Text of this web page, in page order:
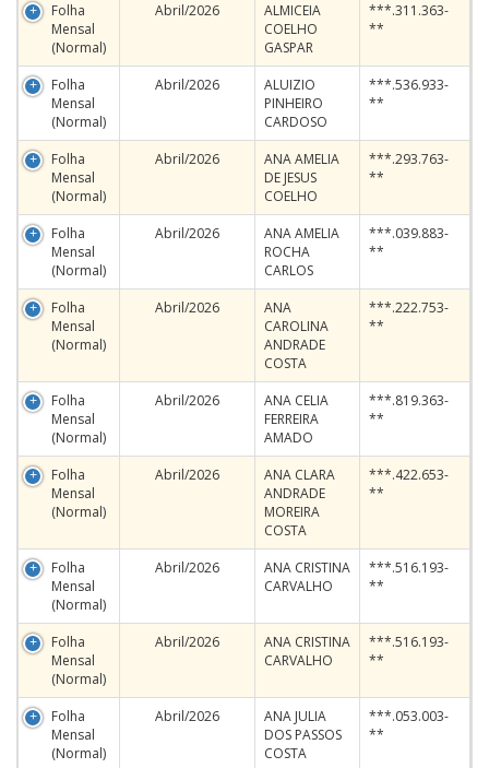
Folha
Mensal
(Normal)
Abril/2026
ALMICEIA
COELHO
GASPAR
***.311.363-
**
Folha
Mensal
(Normal)
Abril/2026
ALUIZIO
PINHEIRO
CARDOSO
***.536.933-
**
Folha
Mensal
(Normal)
Abril/2026
ANA AMELIA
DE JESUS
COELHO
***.293.763-
**
Folha
Mensal
(Normal)
Abril/2026
ANA AMELIA
ROCHA
CARLOS
***.039.883-
**
Folha
Mensal
(Normal)
Abril/2026
ANA
CAROLINA
ANDRADE
COSTA
***.222.753-
**
Folha
Mensal
(Normal)
Abril/2026
ANA CELIA
FERREIRA
AMADO
***.819.363-
**
Folha
Mensal
(Normal)
Abril/2026
ANA CLARA
ANDRADE
MOREIRA
COSTA
***.422.653-
**
Folha
Mensal
(Normal)
Abril/2026
ANA CRISTINA
CARVALHO
***.516.193-
**
Folha
Mensal
(Normal)
Abril/2026
ANA CRISTINA
CARVALHO
***.516.193-
**
Folha
Mensal
(Normal)
Abril/2026
ANA JULIA
DOS PASSOS
COSTA
***.053.003-
**